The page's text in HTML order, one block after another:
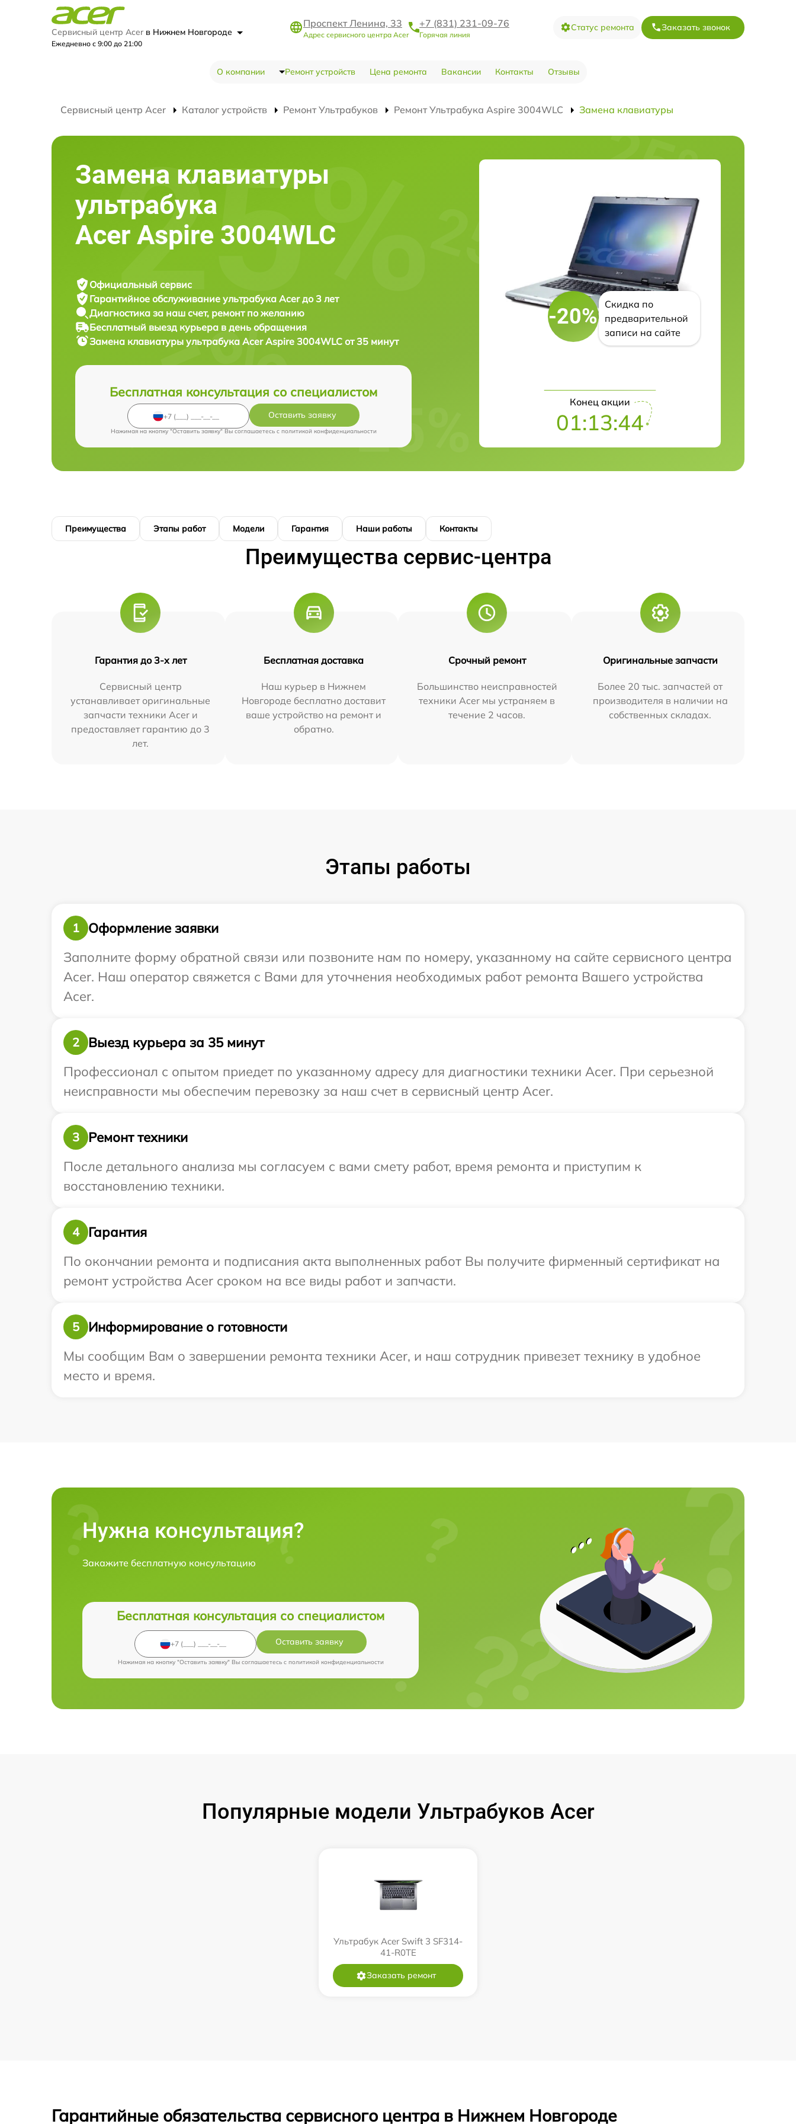
Сервисный центр Acer в Нижнем Новгороде
Ежедневно с 9:00 до 21:00
Проспект Ленина, 33
Адрес сервисного центра Acer
+7 (831) 231-09-76
Горячая линия
Статус ремонта Заказать звонок
О компании Ремонт устройств Цена ремонта Вакансии Контакты Отзывы
Сервисный центр Acer Каталог устройств Ремонт Ультрабуков Ремонт Ультрабука Aspire 3004WLC Замена клавиатуры
Замена клавиатуры
ультрабука
Acer Aspire 3004WLC
Официальный сервис
Гарантийное обслуживание ультрабука Acer до 3 лет
Диагностика за наш счет, ремонт по желанию
Бесплатный выезд курьера в день обращения
Замена клавиатуры ультрабука Acer Aspire 3004WLC от 35 минут
Бесплатная консультация со специалистом
Оставить заявку
Нажимая на кнопку "Оставить заявку" Вы соглашаетесь c политикой конфиденциальности
-20%
Скидка по
предварительной
записи на сайте
Конец акции
01:13:43
Преимущества Этапы работ Модели Гарантия Наши работы Контакты
Преимущества сервис-центра
Гарантия до 3-х лет
Сервисный центр
устанавливает оригинальные
запчасти техники Acer и
предоставляет гарантию до 3
лет.
Бесплатная доставка
Наш курьер в Нижнем
Новгороде бесплатно доставит
ваше устройство на ремонт и
обратно.
Срочный ремонт
Большинство неисправностей
техники Acer мы устраняем в
течение 2 часов.
Оригинальные запчасти
Более 20 тыс. запчастей от
производителя в наличии на
собственных складах.
Этапы работы
1
Оформление заявки
Заполните форму обратной связи или позвоните нам по номеру, указанному на сайте сервисного центра
Acer. Наш оператор свяжется с Вами для уточнения необходимых работ ремонта Вашего устройства
Acer.
2
Выезд курьера за 35 минут
Профессионал с опытом приедет по указанному адресу для диагностики техники Acer. При серьезной
неисправности мы обеспечим перевозку за наш счет в сервисный центр Acer.
3
Ремонт техники
После детального анализа мы согласуем с вами смету работ, время ремонта и приступим к
восстановлению техники.
4
Гарантия
По окончании ремонта и подписания акта выполненных работ Вы получите фирменный сертификат на
ремонт устройства Acer сроком на все виды работ и запчасти.
5
Информирование о готовности
Мы сообщим Вам о завершении ремонта техники Acer, и наш сотрудник привезет технику в удобное
место и время.
Нужна консультация?
Закажите бесплатную консультацию
Бесплатная консультация со специалистом
Оставить заявку
Нажимая на кнопку "Оставить заявку" Вы соглашаетесь c политикой конфиденциальности
Популярные модели Ультрабуков Acer
Ультрабук Acer Swift 3 SF314-
41-R0TE
Заказать ремонт
Гарантийные обязательства сервисного центра в Нижнем Новгороде